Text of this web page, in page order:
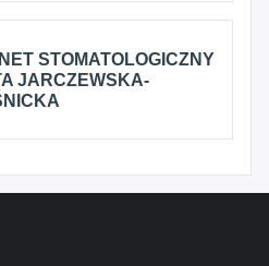
STOMATOLOGICZNY
JARCZEWSKA-